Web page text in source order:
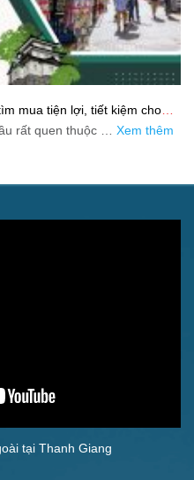
mua tiện lợi, tiết kiệm cho
rất quen thuộc … Xem thêm
tại Thanh Giang